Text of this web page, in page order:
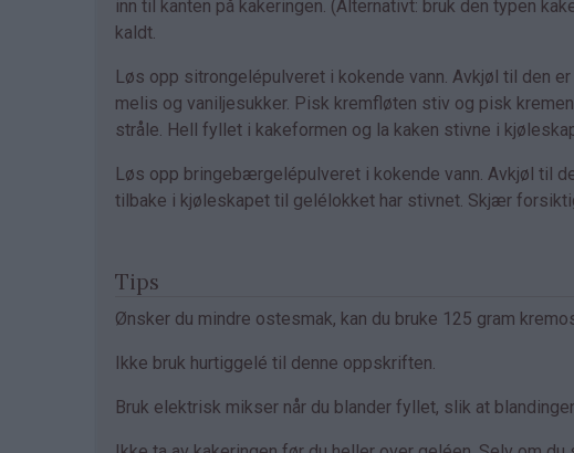
inn til kanten på kakeringen. (Alternativt: bruk den typen
kaldt.
Løs opp sitrongelépulveret i kokende vann. Avkjøl til den
melis og vaniljesukker. Pisk kremfløten stiv og pisk
stråle. Hell fyllet i kakeformen og la kaken stivne i
Løs opp bringebærgelépulveret i kokende vann. Avkjøl til
tilbake i kjøleskapet til gelélokket har stivnet. Skjær
Tips
Ønsker du mindre ostesmak, kan du bruke 125 gram
Ikke bruk hurtiggelé til denne oppskriften.
Bruk elektrisk mikser når du blander fyllet, slik at